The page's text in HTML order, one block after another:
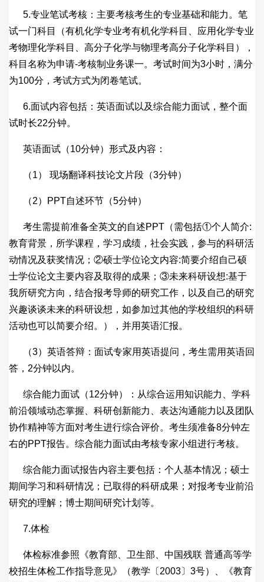
5.专业笔试考核：主要考核考生的专业基础和能力。笔
试一门科目（有机化学专业考有机化学科目、应用化学专业
考物理化学科目、高分子化学与物理考高分子化学科目），
科目名称为申请-考核制业务课一。考试时间为3小时，满分
为100分，考试方式为闭卷笔试。
6.面试内容包括：英语面试以及综合能力面试，整个面
试时长22分钟。
英语面试（10分钟）形式及内容：
（1） 现场翻译科技论文片段（3分钟）
（2）PPT自述环节（5分钟）
考生需提前准备全英文的自述PPT（需包括①个人简介:
教育背景，所学课程，学习成绩，社会实践，参与的科研活
动情况及获奖情况；②硕士学位论文内容:简要介绍自己硕
士学位论文主要内容及取得的成果；③未来科研设想:基于
我所研究方向，结合报考导师的研究工作，以及自己的研究
兴趣谈谈未来的科研设想，如参加过其他的学校组织的科研
活动也可以简要介绍。），并用英语汇报。
（3）英语答辩：面试专家用英语提问，考生需用英语回
答，2分钟以内。
综合能力面试（12分钟）：从综合运用知识能力、学科
前沿领域动态掌握、科研创新能力、表达沟通能力以及团队
协作精神等方面对考生进行综合评价。考生须准备8分钟左
右的PPT报告。综合能力面试由考核专家小组进行考核。
综合能力面试报告内容主要包括：个人基本情况；硕士
期间学习和科研情况；已取得的科研成果；对报考专业前沿
研究的理解；博士期间研究计划等。
7.体检
体检标准参照《教育部、卫生部、中国残联 普通高等学
校招生体检工作指导意见》（教学〔2003〕3号）、《教育